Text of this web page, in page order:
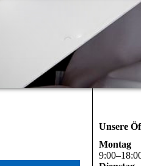
Unsere
Montag
9:00–18: